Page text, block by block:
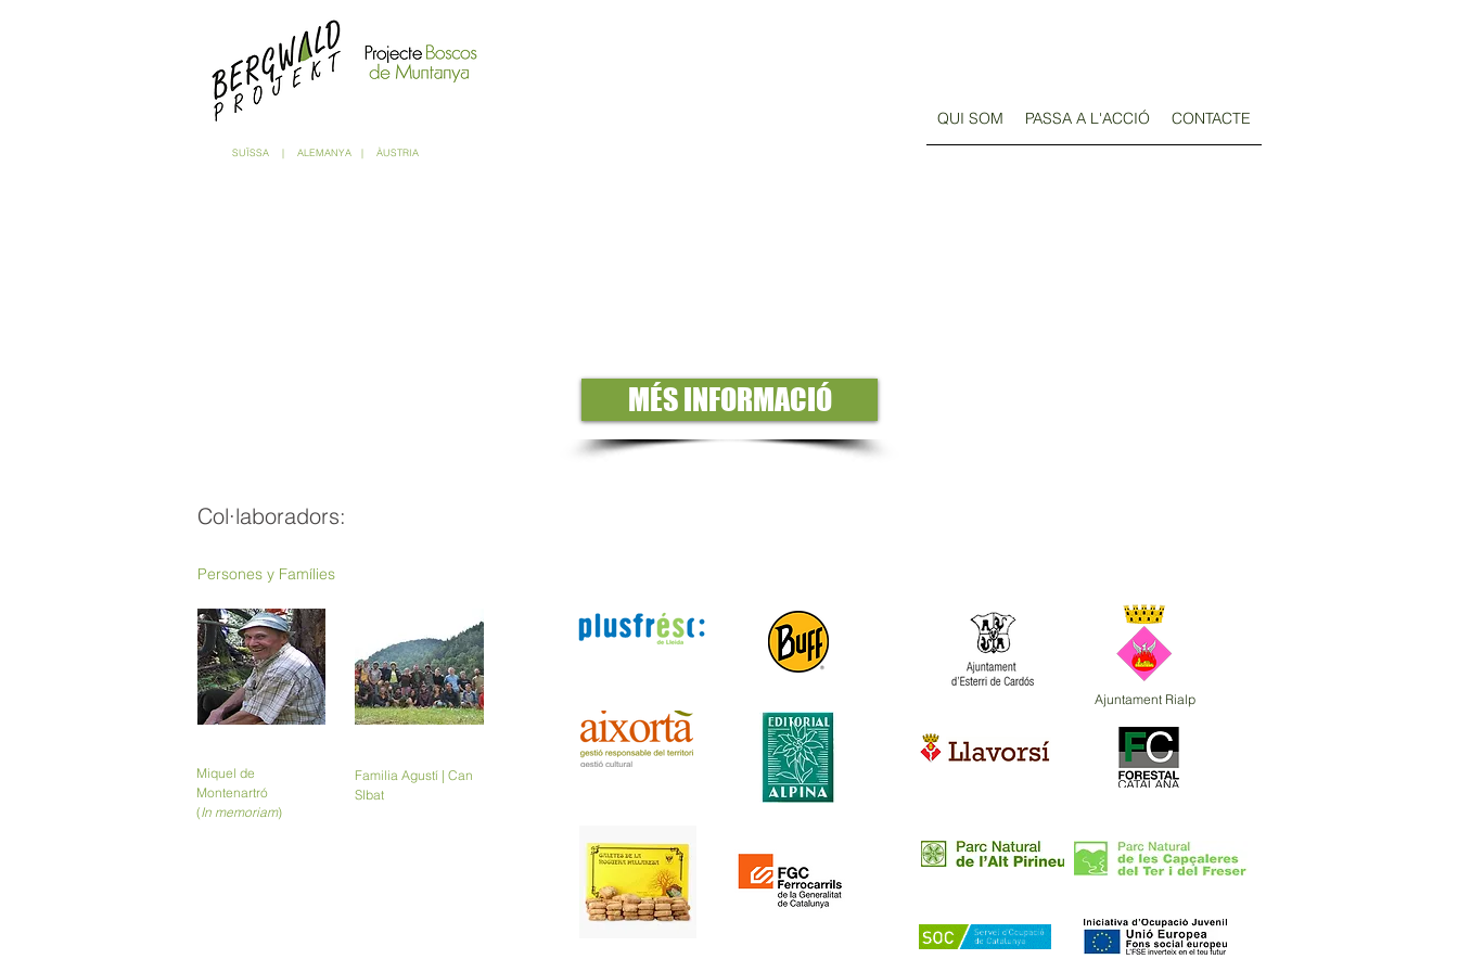
SUÏSSA | ALEMANYA | ÀUSTRIA
QUI SOM PASSA A L'ACCIÓ CONTACTE
MÉS INFORMACIÓ
Col·laboradors:
Persones y Famílies
Miquel de
Montenartró
(In memoriam)
Familia Agustí | Can
SIbat
Ajuntament Rialp